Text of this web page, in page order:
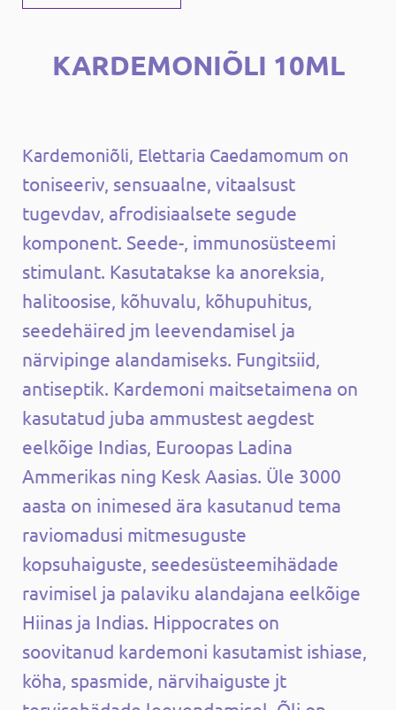
KARDEMONIÕLI 10ML
Kardemoniõli, Elettaria Caedamomum on
toniseeriv, sensuaalne, vitaalsust
tugevdav, afrodisiaalsete segude
komponent. Seede-, immunosüsteemi
stimulant. Kasutatakse ka anoreksia,
halitoosise, kõhuvalu, kõhupuhitus,
seedehäired jm leevendamisel ja
närvipinge alandamiseks. Fungitsiid,
antiseptik. Kardemoni maitsetaimena on
kasutatud juba ammustest aegdest
eelkõige Indias, Euroopas Ladina
Ammerikas ning Kesk Aasias. Üle 3000
aasta on inimesed ära kasutanud tema
raviomadusi mitmesuguste
kopsuhaiguste, seedesüsteemihädade
ravimisel ja palaviku alandajana eelkõige
Hiinas ja Indias. Hippocrates on
soovitanud kardemoni kasutamist ishiase,
köha, spasmide, närvihaiguste jt